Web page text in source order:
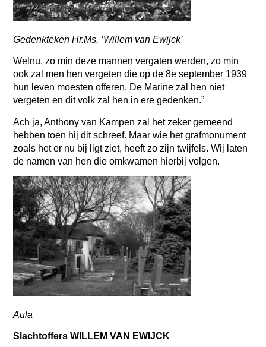
Gedenkteken Hr.Ms. ‘Willem van Ewijck’
Welnu, zo min deze mannen vergaten werden, zo min
ook zal men hen vergeten die op de 8e september 1939
hun leven moesten offeren. De Marine zal hen niet
vergetenen dit volk zal hen in ere gedenken.”
Ach ja, Anthony van Kampen zal het zeker gemeend
hebben toen hij dit schreef. Maar wie het grafmonument
zoals het er nu bij ligt ziet, heeft zo zijn twijfels. Wij laten
de namen van hen die omkwamen hierbij volgen.
Aula
Slachtoffers WILLEM VAN EWIJCK